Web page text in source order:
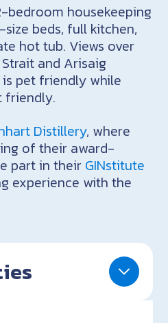
bedroom housekeeping
beds, full kitchen,
hot tub. Views over
and Arisaig
pet friendly while
friendly.
Distillery, where
of their award-
part in their GINstitute
experience with the